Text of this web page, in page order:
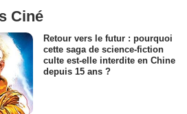
Ciné
Retour vers le futur : pourquoi
cette saga de science-fiction
culte est-elle interdite en Chine
depuis 15 ans ?